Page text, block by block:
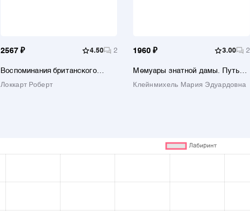
2567 ₽ 4.50 2
Воспоминания британского
глазами видного дипломата и
Локкарт Роберт
1960 ₽ 3.00 2
Мемуары знатной дамы. Путь
потонувшего мира
Клейнмихель Мария Эдуардовна